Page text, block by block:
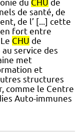
du CHU de
de santé, de
de l’ [...] cette
fort entre
CHU de
service des
met
et
structures
comme le Centre
Auto-immunes